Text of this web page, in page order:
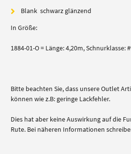
Blank schwarz glänzend
In Größe:
1884-01-O = Länge: 4,20m, Schnurklasse:
Bitte beachten Sie, dass unsere Outlet
können wie z.B: geringe Lackfehler.
Dies hat aber keine Auswirkung auf die
Rute. Bei näheren Informationen